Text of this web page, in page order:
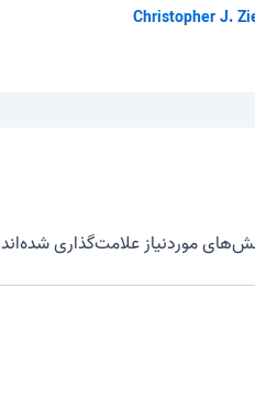
Christopher J.
موردنیاز علامت‌گذاری شده‌اند